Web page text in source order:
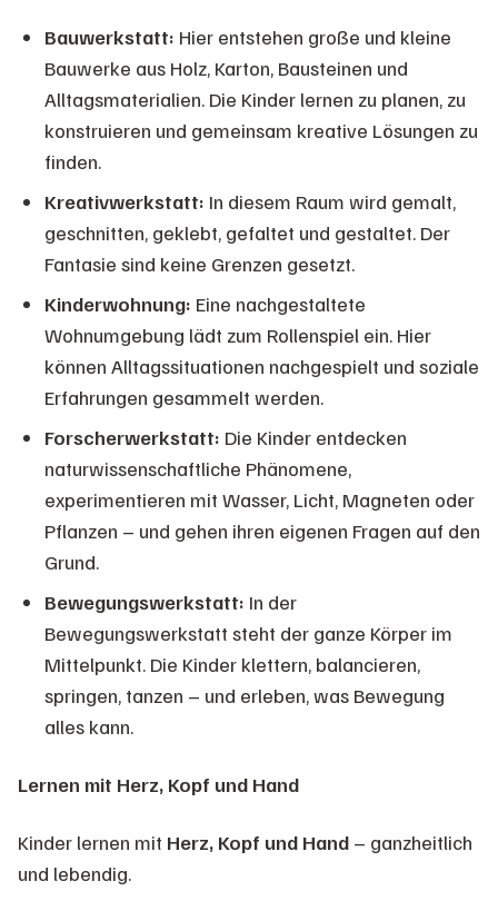
Bauwerkstatt: Hier entstehen große und kleine
Bauwerke aus Holz, Karton, Bausteinen und
Alltagsmaterialien. Die Kinder lernen zu planen, zu
konstruieren und gemeinsam kreative Lösungen zu
finden.
Kreativwerkstatt: In diesem Raum wird gemalt,
geschnitten, geklebt, gefaltet und gestaltet. Der
Fantasie sind keine Grenzen gesetzt.
Kinderwohnung: Eine nachgestaltete
Wohnumgebung lädt zum Rollenspiel ein. Hier
können Alltagssituationen nachgespielt und soziale
Erfahrungen gesammelt werden.
Forscherwerkstatt: Die Kinder entdecken
naturwissenschaftliche Phänomene,
experimentieren mit Wasser, Licht, Magneten oder
Pflanzen – und gehen ihren eigenen Fragen auf den
Grund.
Bewegungswerkstatt: In der
Bewegungswerkstatt steht der ganze Körper im
Mittelpunkt. Die Kinder klettern, balancieren,
springen, tanzen – und erleben, was Bewegung
alles kann.
Lernen mit Herz, Kopf und Hand
Kinder lernen mit Herz, Kopf und Hand – ganzheitlich
und lebendig.